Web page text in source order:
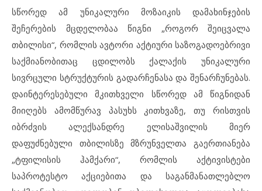
სწორედ ამ უნიკალური მოზაიკის დამახინჯების
შეჩერების მცდელობაა წიგნი „როგორ შეიცვალა
თბილისი“, რომლის ავტორი აქტიური საზოგადოებრივი
საქმიანობითაც ცდილობს ქალაქის უნიკალური
სივრცული სტრუქტურის გადარჩენასა და შენარჩუნებას.
დაინტერესებული მკითხველი სწორედ ამ წიგნიდან
მიიღებს ამომწურავ პასუხს კითხვაზე, თუ რისთვის
იბრძვის ალექსანდრე ელისაშვილის მიერ
დაფუძნებული თბილისზე მზრუნველთა გაერთიანება
„ტფილისის ჰამქარი“, რომლის აქტივისტები
საპროტესტო აქციებითა და საგანმანათლებლო